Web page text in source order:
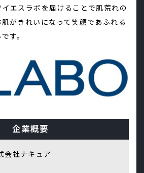
エスラボを届けることで肌荒れの
がきれいになって笑顔であふれる
す。
企業概要
社ナキュア